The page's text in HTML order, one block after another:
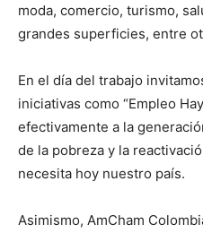
moda, comercio, turismo,
grandes superficies, entre
En el día del trabajo
iniciativas como “Empleo
efectivamente a la
de la pobreza y la
necesita hoy nuestro país.
Asimismo, AmCham